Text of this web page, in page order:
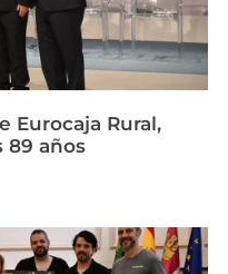
Eurocaja Rural,
89 años